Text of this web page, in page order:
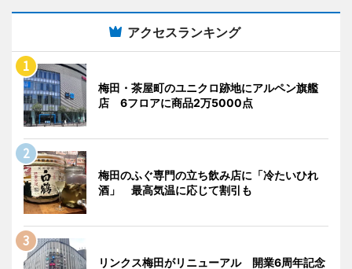
アクセスランキング
梅田・茶屋町のユニクロ跡地にアルペン旗艦
店 6フロアに商品2万5000点
梅田のふぐ専門の立ち飲み店に「冷たいひれ
酒」 最高気温に応じて割引も
リンクス梅田がリニューアル 開業6周年記念